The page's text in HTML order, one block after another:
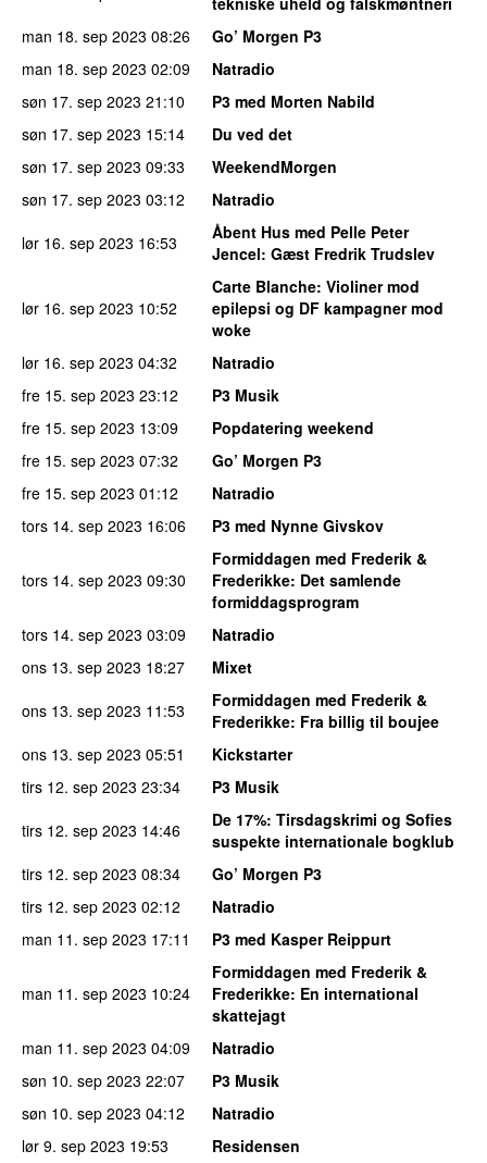
man 18. sep 2023 08:26
Go’ Morgen P3
man 18. sep 2023 02:09
Natradio
søn 17. sep 2023 21:10
P3 med Morten Nabild
søn 17. sep 2023 15:14
Du ved det
søn 17. sep 2023 09:33
WeekendMorgen
søn 17. sep 2023 03:12
Natradio
lør 16. sep 2023 16:53
Åbent Hus med Pelle Peter
Jencel: Gæst Fredrik Trudslev
lør 16. sep 2023 10:52
Carte Blanche: Violiner mod
epilepsi og DF kampagner mod
woke
lør 16. sep 2023 04:32
Natradio
fre 15. sep 2023 23:12
P3 Musik
fre 15. sep 2023 13:09
Popdatering weekend
fre 15. sep 2023 07:32
Go’ Morgen P3
fre 15. sep 2023 01:12
Natradio
tors 14. sep 2023 16:06 P3 med Nynne Givskov
tors 14. sep 2023 09:30
Formiddagen med Frederik &
Frederikke: Det samlende
formiddagsprogram
tors 14. sep 2023 03:09
Natradio
ons 13. sep 2023 18:27
Mixet
ons 13. sep 2023 11:53
Formiddagen med Frederik &
Frederikke: Fra billig til boujee
ons 13. sep 2023 05:51
Kickstarter
tirs 12. sep 2023 23:34
P3 Musik
tirs 12. sep 2023 14:46 De 17%: Tirsdagskrimi og Sofies
suspekte internationale bogklub
tirs 12. sep 2023 08:34
Go’ Morgen P3
tirs 12. sep 2023 02:12
Natradio
man 11. sep 2023 17:11 P3 med Kasper Reippurt
man 11. sep 2023 10:24
Formiddagen med Frederik &
Frederikke: En international
skattejagt
man 11. sep 2023 04:09
Natradio
søn 10. sep 2023 22:07
P3 Musik
søn 10. sep 2023 04:12
Natradio
lør 9. sep 2023 19:53 Residensen